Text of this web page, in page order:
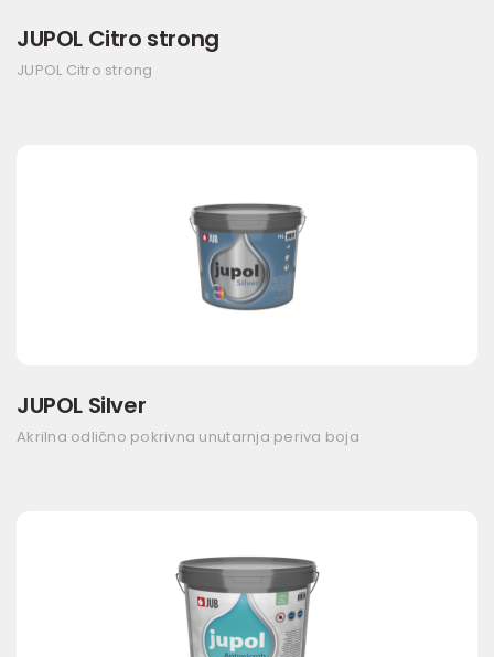
JUPOL Citro strong
JUPOL Citro strong
JUPOL Silver
Akrilna odlično pokrivna unutarnja periva boja